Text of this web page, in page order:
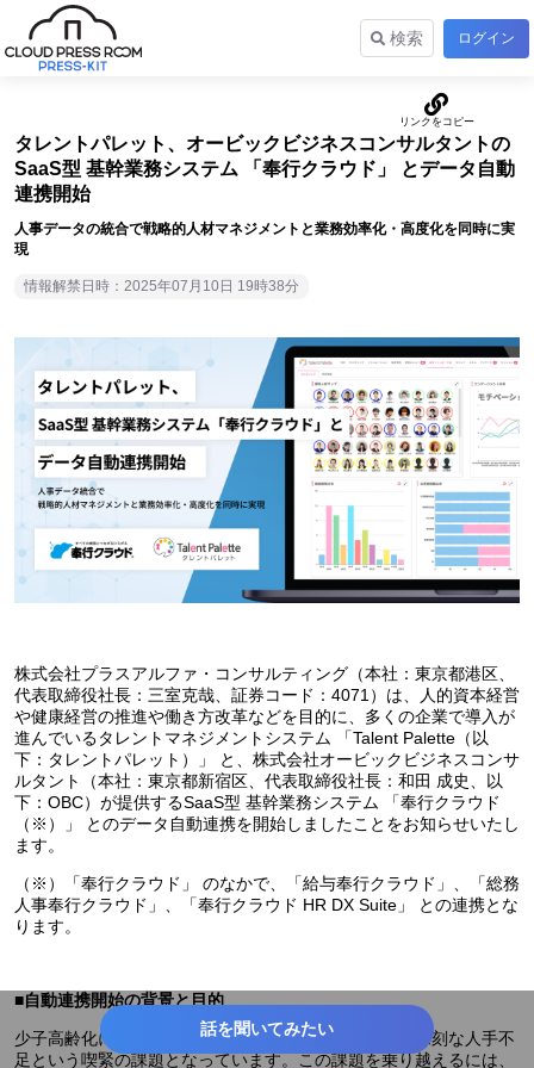
検索 ログイン
タレントパレット、オービックビジネスコンサルタントの
SaaS型 基幹業務システム 「奉行クラウド」 とデータ自動
連携開始
人事データの統合で戦略的人材マネジメントと業務効率化・高度化を同時に実
現
情報解禁日時：2025年07月10日 19時38分
株式会社プラスアルファ・コンサルティング（本社：東京都港区、
代表取締役社長：三室克哉、証券コード：4071）は、人的資本経営
や健康経営の推進や働き方改革などを目的に、多くの企業で導入が
進んでいるタレントマネジメントシステム 「Talent Palette（以
下：タレントパレット）」 と、株式会社オービックビジネスコンサ
ルタント（本社：東京都新宿区、代表取締役社長：和田 成史、以
下：OBC）が提供するSaaS型 基幹業務システム 「奉行クラウド
（※）」 とのデータ自動連携を開始しましたことをお知らせいたし
ます。
（※）「奉行クラウド」 のなかで、「給与奉行クラウド」、「総務
人事奉行クラウド」、「奉行クラウド HR DX Suite」 との連携とな
ります。
■自動連携開始の背景と目的
少子高齢化に伴う労働力人口の減少は、企業にとって深刻な人手不
足という喫緊の課題となっています。この課題を乗り越えるには、
話を聞いてみたい